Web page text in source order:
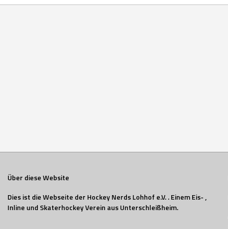
Über diese Website
Dies ist die Webseite der Hockey Nerds Lohhof e.V. . Einem Eis- ,
Inline und Skaterhockey Verein aus Unterschleißheim.